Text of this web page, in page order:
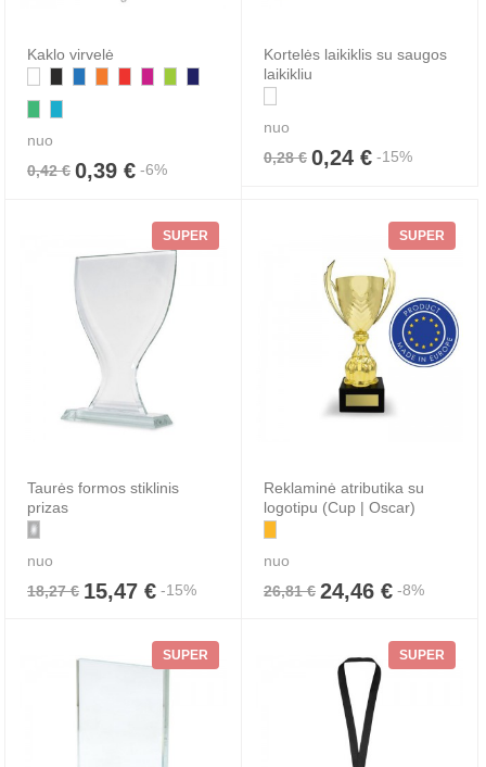
Kaklo virvelė
nuo
0,42 € 0,39 € -6%
Kortelės laikiklis su saugos
laikikliu
nuo
0,28 € 0,24 € -15%
SUPER
Taurės formos stiklinis
prizas
nuo
18,27 € 15,47 € -15%
SUPER
Reklaminė atributika su
logotipu (Cup | Oscar)
nuo
26,81 € 24,46 € -8%
SUPER SUPER